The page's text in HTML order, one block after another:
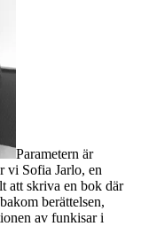
Parametern är
vi Sofia Jarlo, en
att skriva en bok där
berättelsen,
av funkisar i